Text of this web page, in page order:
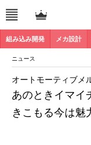
組み込み開発 メカ設計
ニュース
あのときイマイ
きこもる今は魅
オートモーティブメ